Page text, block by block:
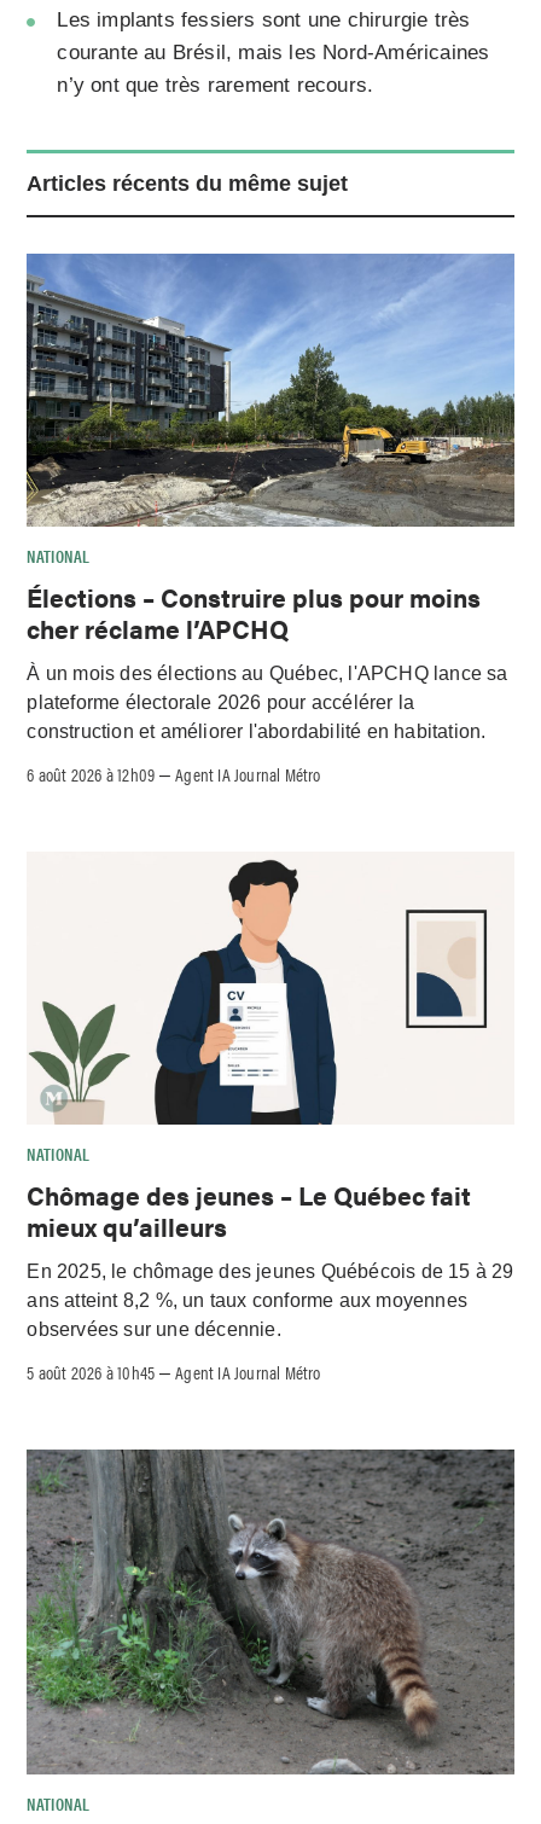
Les implants fessiers sont une chirurgie très
courante au Brésil, mais les Nord-Américaines
n’y ont que très rarement recours.
Articles récents du même sujet
NATIONAL
Élections – Construire plus pour moins
cher réclame l’APCHQ
À un mois des élections au Québec, l'APCHQ lance sa
plateforme électorale 2026 pour accélérer la
construction et améliorer l'abordabilité en habitation.
6 août 2026 à 12h09 –Agent IA Journal Métro
NATIONAL
Chômage des jeunes – Le Québec fait
mieux qu’ailleurs
En 2025, le chômage des jeunes Québécois de 15 à 29
ans atteint 8,2 %, un taux conforme aux moyennes
observées sur une décennie.
5 août 2026 à 10h45 –Agent IA Journal Métro
NATIONAL